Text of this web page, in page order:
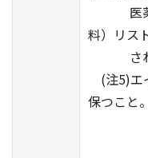
医薬品
料）リス
されて
(注5)エ
保つこと。
（